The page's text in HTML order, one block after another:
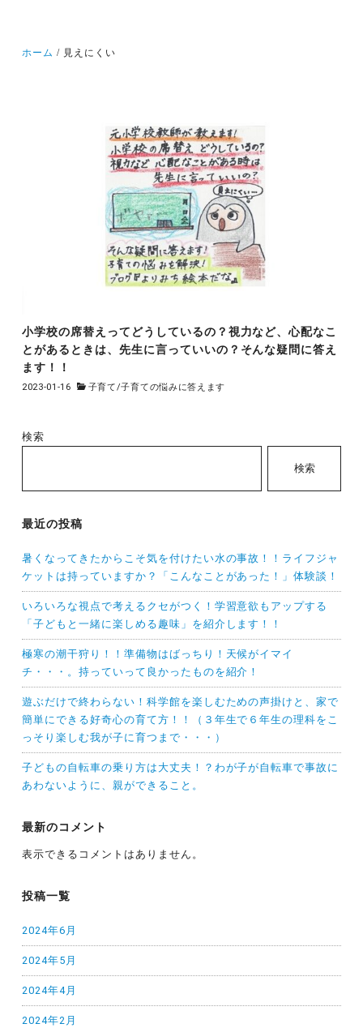
ホーム 見えにくい
小学校の席替えってどうしているの？視力など、心配なこ
とがあるときは、先生に言っていいの？そんな疑問に答え
ます！！
2023-01-16 子育て/子育ての悩みに答えます
検索
検索
最近の投稿
暑くなってきたからこそ気を付けたい水の事故！！ライフジャ
ケットは持っていますか？「こんなことがあった！」体験談！
いろいろな視点で考えるクセがつく！学習意欲もアップする
「子どもと一緒に楽しめる趣味」を紹介します！！
極寒の潮干狩り！！準備物はばっちり！天候がイマイ
チ・・・。持っていって良かったものを紹介！
遊ぶだけで終わらない！科学館を楽しむための声掛けと、家で
簡単にできる好奇心の育て方！！（３年生で６年生の理科をこ
っそり楽しむ我が子に育つまで・・・）
子どもの自転車の乗り方は大丈夫！？わが子が自転車で事故に
あわないように、親ができること。
最新のコメント
表示できるコメントはありません。
投稿一覧
2024年6月
2024年5月
2024年4月
2024年2月